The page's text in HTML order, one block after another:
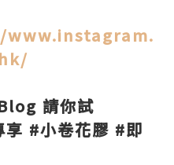
請你試
#小卷花膠 #即